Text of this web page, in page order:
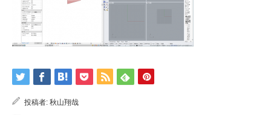
投稿者: 秋山翔哉